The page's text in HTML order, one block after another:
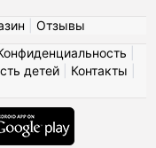
Отзывы
детей| Контакты